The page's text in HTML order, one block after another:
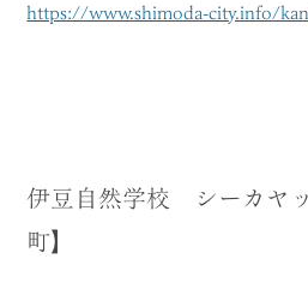
https://www.shimoda-city.info/
伊豆自然学校 シーカヤ
町】